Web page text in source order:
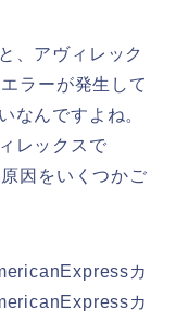
、アヴィレック
ラーが発生して
なんですよね。
レックスで
因をいくつかご
カ
カ